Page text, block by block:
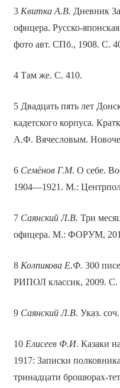
3 Квитка А.В. Дневник
офицера. Русско-
фото авт. СПб., 1908. С.
4 Там же. С. 410.
5 Двадцать пять лет
кадетского корпуса.
А.Ф. Вячесловым.
6 Семёнов Г.М. О себе.
1904—1921. М.:
7 Саянский Л.В. Три
офицера. М.: ФОРУМ,
8 Колпикова Е.Ф. 300
РИПОЛ классик, 2009. С.
9 Саянский Л.В. Указ.
10 Елисеев Ф.И. Казаки
1917: Записки
тринадцати брошюрах-